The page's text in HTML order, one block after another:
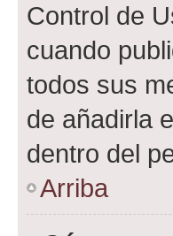
Control de
cuando
todos sus
de añadirla
dentro del
Arriba